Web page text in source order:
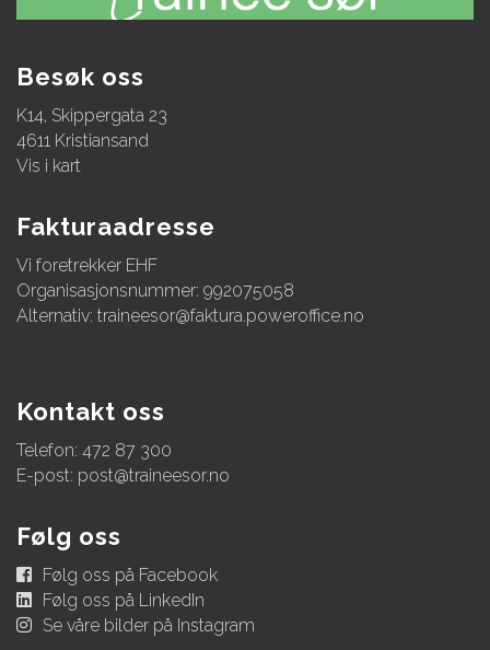
Besøk oss
K14, Skippergata 23
4611 Kristiansand
Vis i kart
Fakturaadresse
Vi foretrekker EHF
Organisasjonsnummer: 992075058
Alternativ: traineesor@faktura.poweroffice.no
Kontakt oss
Telefon: 472 87 300
E-post: post@traineesor.no
Følg oss
Følg oss på Facebook
Følg oss på LinkedIn
Se våre bilder på Instagram